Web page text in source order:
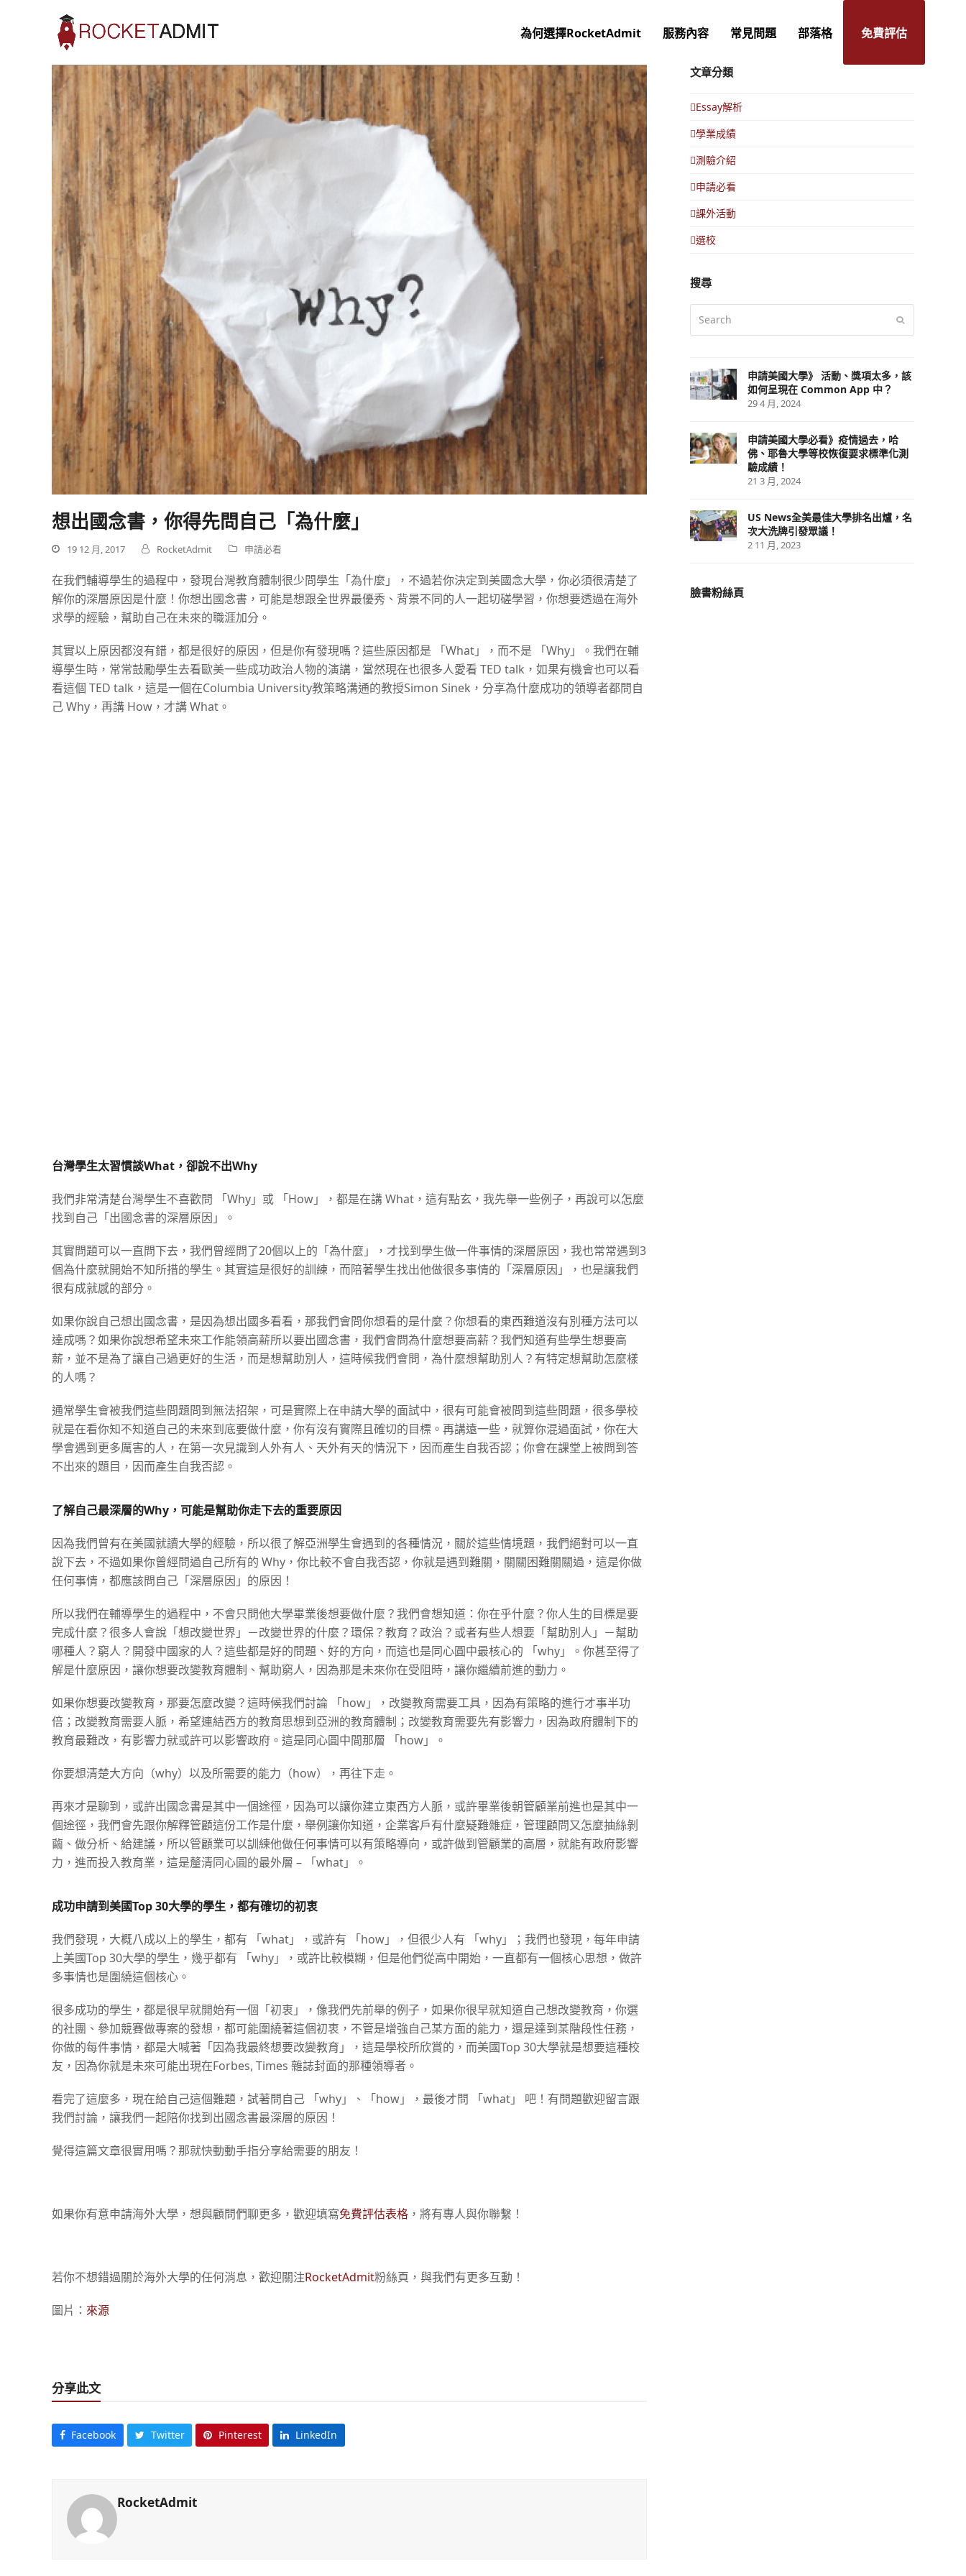
為何選擇RocketAdmit 服務內容 常見問題 部落格 免費評估
想出國念書，你得先問自己「為什麼」
19 12 月, 2017 RocketAdmit 申請必看
在我們輔導學生的過程中，發現台灣教育體制很少問學生「為什麼」，不過若你決定到美國念大學，你必須很清楚了
解你的深層原因是什麼！你想出國念書，可能是想跟全世界最優秀、背景不同的人一起切磋學習，你想要透過在海外
求學的經驗，幫助自己在未來的職涯加分。
其實以上原因都沒有錯，都是很好的原因，但是你有發現嗎？這些原因都是 「What」，而不是 「Why」。我們在輔
導學生時，常常鼓勵學生去看歐美一些成功政治人物的演講，當然現在也很多人愛看 TED talk，如果有機會也可以看
看這個 TED talk，這是一個在Columbia University教策略溝通的教授Simon Sinek，分享為什麼成功的領導者都問自
己 Why，再講 How，才講 What。
台灣學生太習慣談What，卻說不出Why
我們非常清楚台灣學生不喜歡問 「Why」或 「How」，都是在講 What，這有點玄，我先舉一些例子，再說可以怎麼
找到自己「出國念書的深層原因」。
其實問題可以一直問下去，我們曾經問了20個以上的「為什麼」，才找到學生做一件事情的深層原因，我也常常遇到3
個為什麼就開始不知所措的學生。其實這是很好的訓練，而陪著學生找出他做很多事情的「深層原因」，也是讓我們
很有成就感的部分。
如果你說自己想出國念書，是因為想出國多看看，那我們會問你想看的是什麼？你想看的東西難道沒有別種方法可以
達成嗎？如果你說想希望未來工作能領高薪所以要出國念書，我們會問為什麼想要高薪？我們知道有些學生想要高
薪，並不是為了讓自己過更好的生活，而是想幫助別人，這時候我們會問，為什麼想幫助別人？有特定想幫助怎麼樣
的人嗎？
通常學生會被我們這些問題問到無法招架，可是實際上在申請大學的面試中，很有可能會被問到這些問題，很多學校
就是在看你知不知道自己的未來到底要做什麼，你有沒有實際且確切的目標。再講遠一些，就算你混過面試，你在大
學會遇到更多厲害的人，在第一次見識到人外有人、天外有天的情況下，因而產生自我否認；你會在課堂上被問到答
不出來的題目，因而產生自我否認。
了解自己最深層的Why，可能是幫助你走下去的重要原因
因為我們曾有在美國就讀大學的經驗，所以很了解亞洲學生會遇到的各種情況，關於這些情境題，我們絕對可以一直
說下去，不過如果你曾經問過自己所有的 Why，你比較不會自我否認，你就是遇到難關，關關困難關關過，這是你做
任何事情，都應該問自己「深層原因」的原因！
所以我們在輔導學生的過程中，不會只問他大學畢業後想要做什麼？我們會想知道：你在乎什麼？你人生的目標是要
完成什麼？很多人會說「想改變世界」－改變世界的什麼？環保？教育？政治？或者有些人想要「幫助別人」－幫助
哪種人？窮人？開發中國家的人？這些都是好的問題、好的方向，而這也是同心圓中最核心的 「why」。你甚至得了
解是什麼原因，讓你想要改變教育體制、幫助窮人，因為那是未來你在受阻時，讓你繼續前進的動力。
如果你想要改變教育，那要怎麼改變？這時候我們討論 「how」，改變教育需要工具，因為有策略的進行才事半功
倍；改變教育需要人脈，希望連結西方的教育思想到亞洲的教育體制；改變教育需要先有影響力，因為政府體制下的
教育最難改，有影響力就或許可以影響政府。這是同心圓中間那層 「how」。
你要想清楚大方向（why）以及所需要的能力（how），再往下走。
再來才是聊到，或許出國念書是其中一個途徑，因為可以讓你建立東西方人脈，或許畢業後朝管顧業前進也是其中一
個途徑，我們會先跟你解釋管顧這份工作是什麼，舉例讓你知道，企業客戶有什麼疑難雜症，管理顧問又怎麼抽絲剝
繭、做分析、給建議，所以管顧業可以訓練他做任何事情可以有策略導向，或許做到管顧業的高層，就能有政府影響
力，進而投入教育業，這是釐清同心圓的最外層 – 「what」。
成功申請到美國Top 30大學的學生，都有確切的初衷
我們發現，大概八成以上的學生，都有 「what」，或許有 「how」，但很少人有 「why」；我們也發現，每年申請
上美國Top 30大學的學生，幾乎都有 「why」，或許比較模糊，但是他們從高中開始，一直都有一個核心思想，做許
多事情也是圍繞這個核心。
很多成功的學生，都是很早就開始有一個「初衷」，像我們先前舉的例子，如果你很早就知道自己想改變教育，你選
的社團、參加競賽做專案的發想，都可能圍繞著這個初衷，不管是增強自己某方面的能力，還是達到某階段性任務，
你做的每件事情，都是大喊著「因為我最終想要改變教育」，這是學校所欣賞的，而美國Top 30大學就是想要這種校
友，因為你就是未來可能出現在Forbes, Times 雜誌封面的那種領導者。
看完了這麼多，現在給自己這個難題，試著問自己 「why」、「how」，最後才問 「what」 吧！有問題歡迎留言跟
我們討論，讓我們一起陪你找到出國念書最深層的原因！
覺得這篇文章很實用嗎？那就快動動手指分享給需要的朋友！
如果你有意申請海外大學，想與顧問們聊更多，歡迎填寫免費評估表格 ，將有專人與你聯繫！
若你不想錯過關於海外大學的任何消息，歡迎關注RocketAdmit粉絲頁，與我們有更多互動！
圖片： 來源
分享此文
Facebook Twitter Pinterest LinkedIn
RocketAdmit
文章分類
Essay解析
學業成績
測驗介紹
申請必看
課外活動
選校
搜尋
申請美國大學》 活動、獎項太多，該
如何呈現在 Common App 中？
29 4 月, 2024
申請美國大學必看》疫情過去，哈
佛、耶魯大學等校恢復要求標準化測
驗成績！
21 3 月, 2024
US News全美最佳大學排名出爐，名
次大洗牌引發眾議！
2 11 月, 2023
臉書粉絲頁